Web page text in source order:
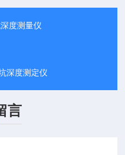
度测量仪
深度测定仪
言